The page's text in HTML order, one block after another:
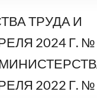
ТРУДА И
2024 Г. №
2022 Г. №